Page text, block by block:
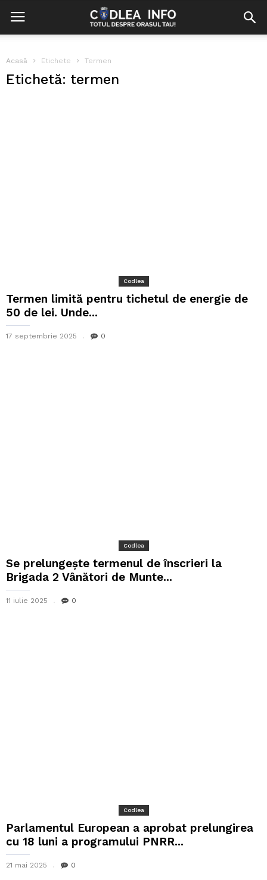
Acasă Etichete Termen
Etichetă: termen
Codlea
Termen limită pentru tichetul de energie de
50 de lei. Unde...
17 septembrie 2025 0
Codlea
Se prelungește termenul de înscrieri la
Brigada 2 Vânători de Munte...
11 iulie 2025 0
Codlea
Parlamentul European a aprobat prelungirea
cu 18 luni a programului PNRR...
21 mai 2025 0